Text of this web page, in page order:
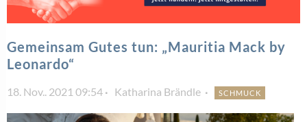
Gemeinsam Gutes tun: „Mauritia Mack by
Leonardo“
18. Nov.. 2021 09:54 Katharina Brändle SCHMUCK